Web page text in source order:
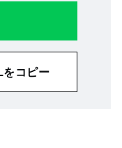
をコピー